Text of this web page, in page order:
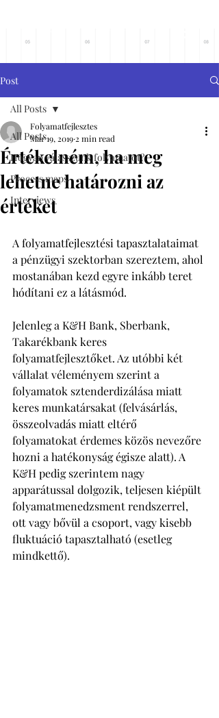
Post
All Posts
Hogyan válasszunk folyamatot?
Process maps
Interviews
All Posts
Értékelném, ha meg
lehetne határozni az
értéket
Folyamatfejlesztes
Mar 19, 2019 2 min read
A folyamatfejlesztési tapasztalataimat
a pénzügyi szektorban szereztem, ahol
mostanában kezd egyre inkább teret
hódítani ez a látásmód.
Jelenleg a K&H Bank, Sberbank,
Takarékbank keres
folyamatfejlesztőket. Az utóbbi két
vállalat véleményem szerint a
folyamatok sztenderdizálása miatt
keres munkatársakat (felvásárlás,
összeolvadás miatt eltérő
folyamatokat érdemes közös nevezőre
hozni a hatékonyság égisze alatt). A
K&H pedig szerintem nagy
apparátussal dolgozik, teljesen kiépült
folyamatmenedzsment rendszerrel,
ott vagy bővül a csoport, vagy kisebb
fluktuáció tapasztalható (esetleg
mindkettő).